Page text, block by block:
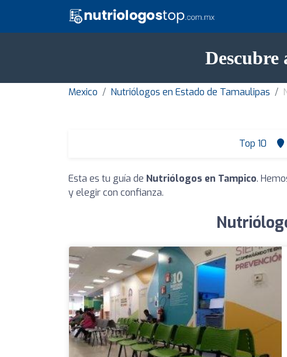
Descubre
Mexico Nutriólogos en Estado de Tamaulipas
Top 10
Esta es tu guía de Nutriólogos en Tampico.
y elegir con confianza.